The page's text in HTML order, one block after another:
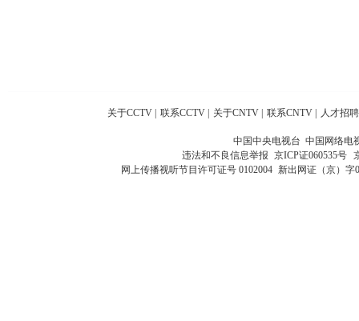
关于CCTV 联系CCTV 关于CNTV 联系CNTV 人才招聘
中国中央电视台 中国网络电
违法和不良信息举报 京ICP证060535号
网上传播视听节目许可证号 0102004 新出网证（京）